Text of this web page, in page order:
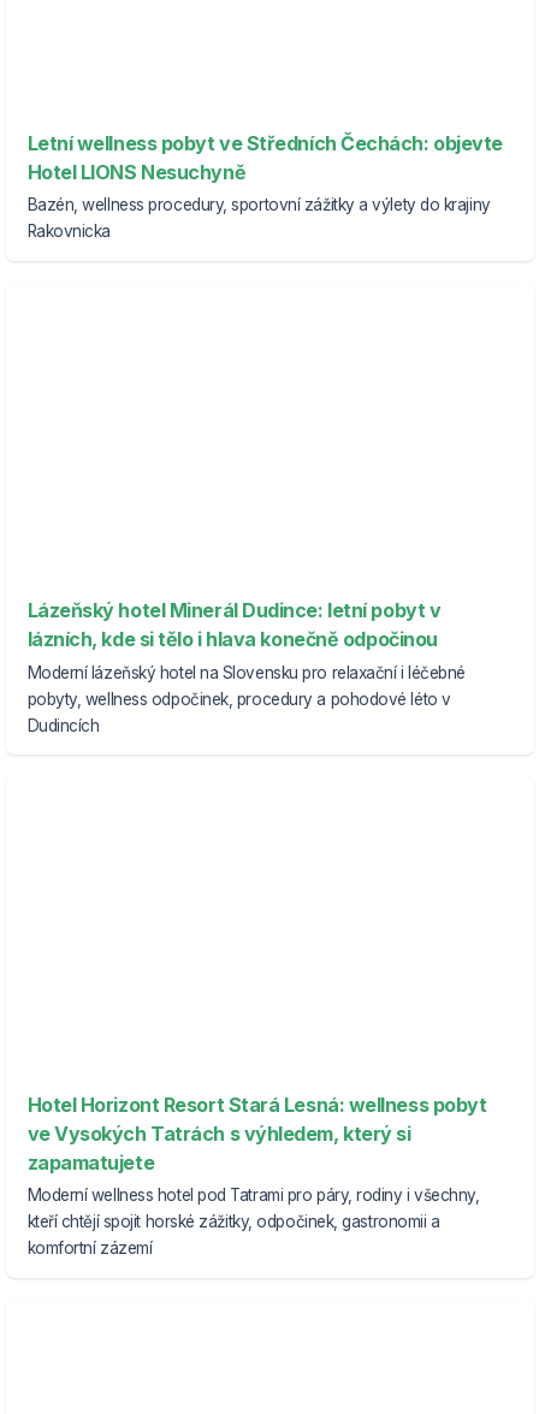
Letní wellness pobyt ve Středních Čechách: objevte
Hotel LIONS Nesuchyně
Bazén, wellness procedury, sportovní zážitky a výlety do krajiny
Rakovnicka
Lázeňský hotel Minerál Dudince: letní pobyt v
lázních, kde si tělo i hlava konečně odpočinou
Moderní lázeňský hotel na Slovensku pro relaxační i léčebné
pobyty, wellness odpočinek, procedury a pohodové léto v
Dudincích
Hotel Horizont Resort Stará Lesná: wellness pobyt
ve Vysokých Tatrách s výhledem, který si
zapamatujete
Moderní wellness hotel pod Tatrami pro páry, rodiny i všechny,
kteří chtějí spojit horské zážitky, odpočinek, gastronomii a
komfortní zázemí